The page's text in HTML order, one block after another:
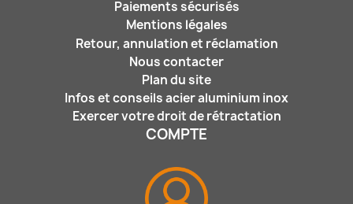
Paiements sécurisés
Mentions légales
Retour, annulation et réclamation
Nous contacter
Plan du site
Infos et conseils acier aluminium inox
Exercer votre droit de rétractation
COMPTE